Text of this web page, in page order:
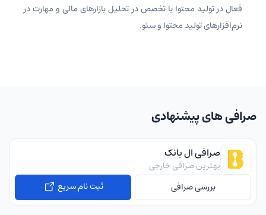
فعال در تولید محتوا با تخصص در تحلیل بازارهای مالی و مهارت در
نرم‌افزارهای تولید محتوا و سئو.
صرافی های پیشنهادی
صرافی ال بانک
بهترین صرافی خارجی
بررسی صرافی
ثبت نام سریع